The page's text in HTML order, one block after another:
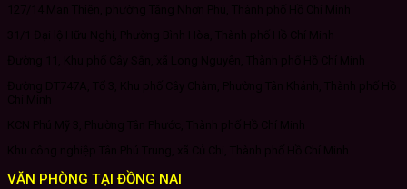
VĂN PHÒNG TẠI ĐỒNG NAI